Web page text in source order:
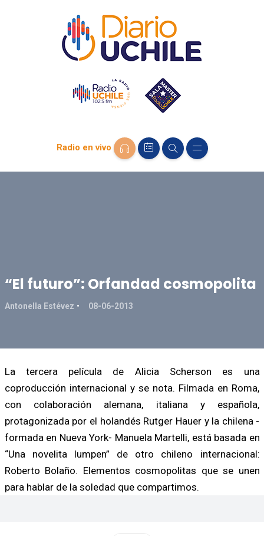
Radio en vivo
“El futuro”: Orfandad cosmopolita
Antonella Estévez 08-06-2013
La tercera película de Alicia Scherson es una
coproducción internacional y se nota. Filmada en Roma,
con colaboración alemana, italiana y española,
protagonizada por el holandés Rutger Hauer y la chilena -
formada en Nueva York- Manuela Martelli, está basada en
“Una novelita lumpen” de otro chileno internacional:
Roberto Bolaño. Elementos cosmopolitas que se unen
para hablar de la soledad que compartimos.